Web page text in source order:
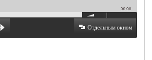
00:00
Отдельным окном